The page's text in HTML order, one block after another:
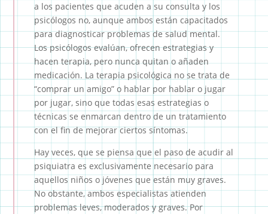
a los pacientes que acuden a su consulta y los
psicólogos no, aunque ambos están capacitados
para diagnosticar problemas de salud mental.
Los psicólogos evalúan, ofrecen estrategias y
hacen terapia, pero nunca quitan o añaden
medicación. La terapia psicológica no se trata de
“comprar un amigo” o hablar por hablar o jugar
por jugar, sino que todas esas estrategias o
técnicas se enmarcan dentro de un tratamiento
con el fin de mejorar ciertos síntomas.
Hay veces, que se piensa que el paso de acudir al
psiquiatra es exclusivamente necesario para
aquellos niños o jóvenes que están muy graves.
No obstante, ambos especialistas atienden
problemas leves, moderados y graves. Por